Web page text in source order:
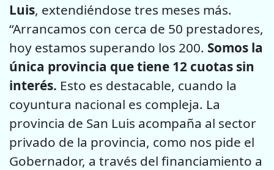
Luis, extendiéndose tres meses más.
“Arrancamos con cerca de 50 prestadores,
hoy estamos superando los 200. Somos la
única provincia que tiene 12 cuotas sin
interés. Esto es destacable, cuando la
coyuntura nacional es compleja. La
provincia de San Luis acompaña al sector
privado de la provincia, como nos pide el
Gobernador, a través del financiamiento a